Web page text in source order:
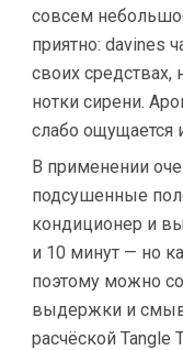
совсем
приятно: davines
своих средствах,
нотки сирени.
слабо ощущается
В применении
подсушенные
кондиционер и
и 10 минут — но
поэтому можно
выдержки и
расчёской Tangle